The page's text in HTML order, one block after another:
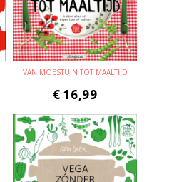
VAN MOESTUIN TOT MAALTIJD
€ 16,99